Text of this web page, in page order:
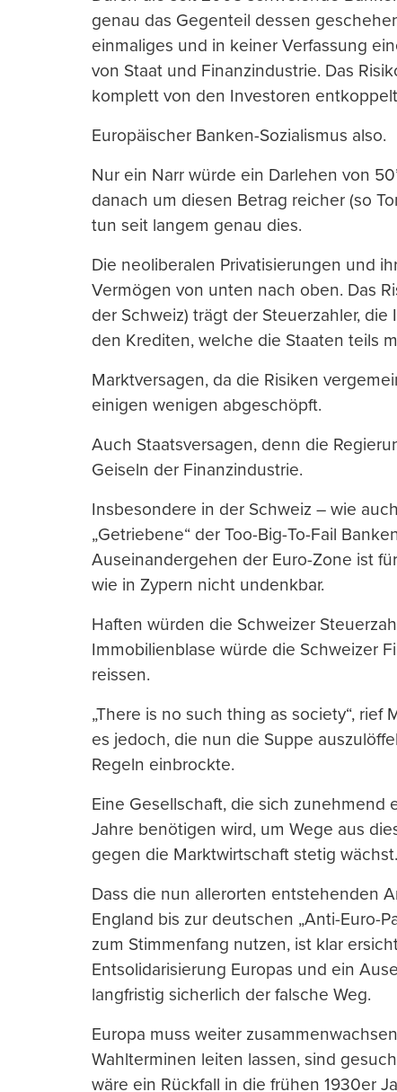
genau das Gegenteil dessen
einmaliges und in keiner Verfassung
von Staat und Finanzindustrie. Das
komplett von den Investoren
Europäischer Banken-Sozialismus also.
Nur ein Narr würde ein Darlehen von
danach um diesen Betrag reicher (so
tun seit langem genau dies.
Die neoliberalen Privatisierungen und
Vermögen von unten nach oben. Das
der Schweiz) trägt der Steuerzahler,
den Krediten, welche die Staaten teils
Marktversagen, da die Risiken
einigen wenigen abgeschöpft.
Auch Staatsversagen, denn die
Geiseln der Finanzindustrie.
Insbesondere in der Schweiz – wie
„Getriebene“ der Too-Big-To-Fail
Auseinandergehen der Euro-Zone ist
wie in Zypern nicht undenkbar.
Haften würden die Schweizer
Immobilienblase würde die Schweizer
reissen.
„There is no such thing as society“,
es jedoch, die nun die Suppe
Regeln einbrockte.
Eine Gesellschaft, die sich zunehmend
Jahre benötigen wird, um Wege aus
gegen die Marktwirtschaft stetig wächst.
Dass die nun allerorten entstehenden
England bis zur deutschen „Anti-Euro-
zum Stimmenfang nutzen, ist klar
Entsolidarisierung Europas und ein
langfristig sicherlich der falsche Weg.
Europa muss weiter
Wahlterminen leiten lassen, sind
wäre ein Rückfall in die frühen 1930er